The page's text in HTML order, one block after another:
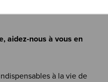
aidez-nous à vous en
à la vie de